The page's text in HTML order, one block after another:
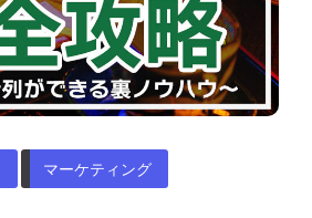
マーケティング